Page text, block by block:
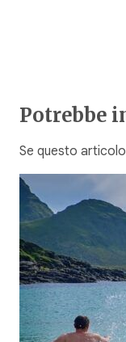
Potrebbe
Se questo